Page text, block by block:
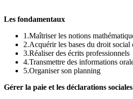
Les fondamentaux
1.Maîtriser les notions
2.Acquérir les bases du droit social
3.Réaliser des écrits professionnels
4.Transmettre des informations
5.Organiser son planning
Gérer la paie et les déclarations sociales